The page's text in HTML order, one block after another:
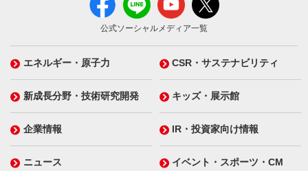
公式ソーシャルメディア一覧
エネルギー・原子力 CSR・サステナビリティ
新成長分野・技術研究開発 キッズ・展示館
企業情報 IR・投資家向け情報
ニュース イベント・スポーツ・CM